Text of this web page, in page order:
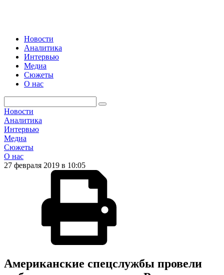
Новости
Аналитика
Интервью
Медиа
Сюжеты
О нас
Новости
Аналитика
Интервью
Медиа
Сюжеты
О нас
27 февраля 2019 в 10:05
Американские спецслужбы провели